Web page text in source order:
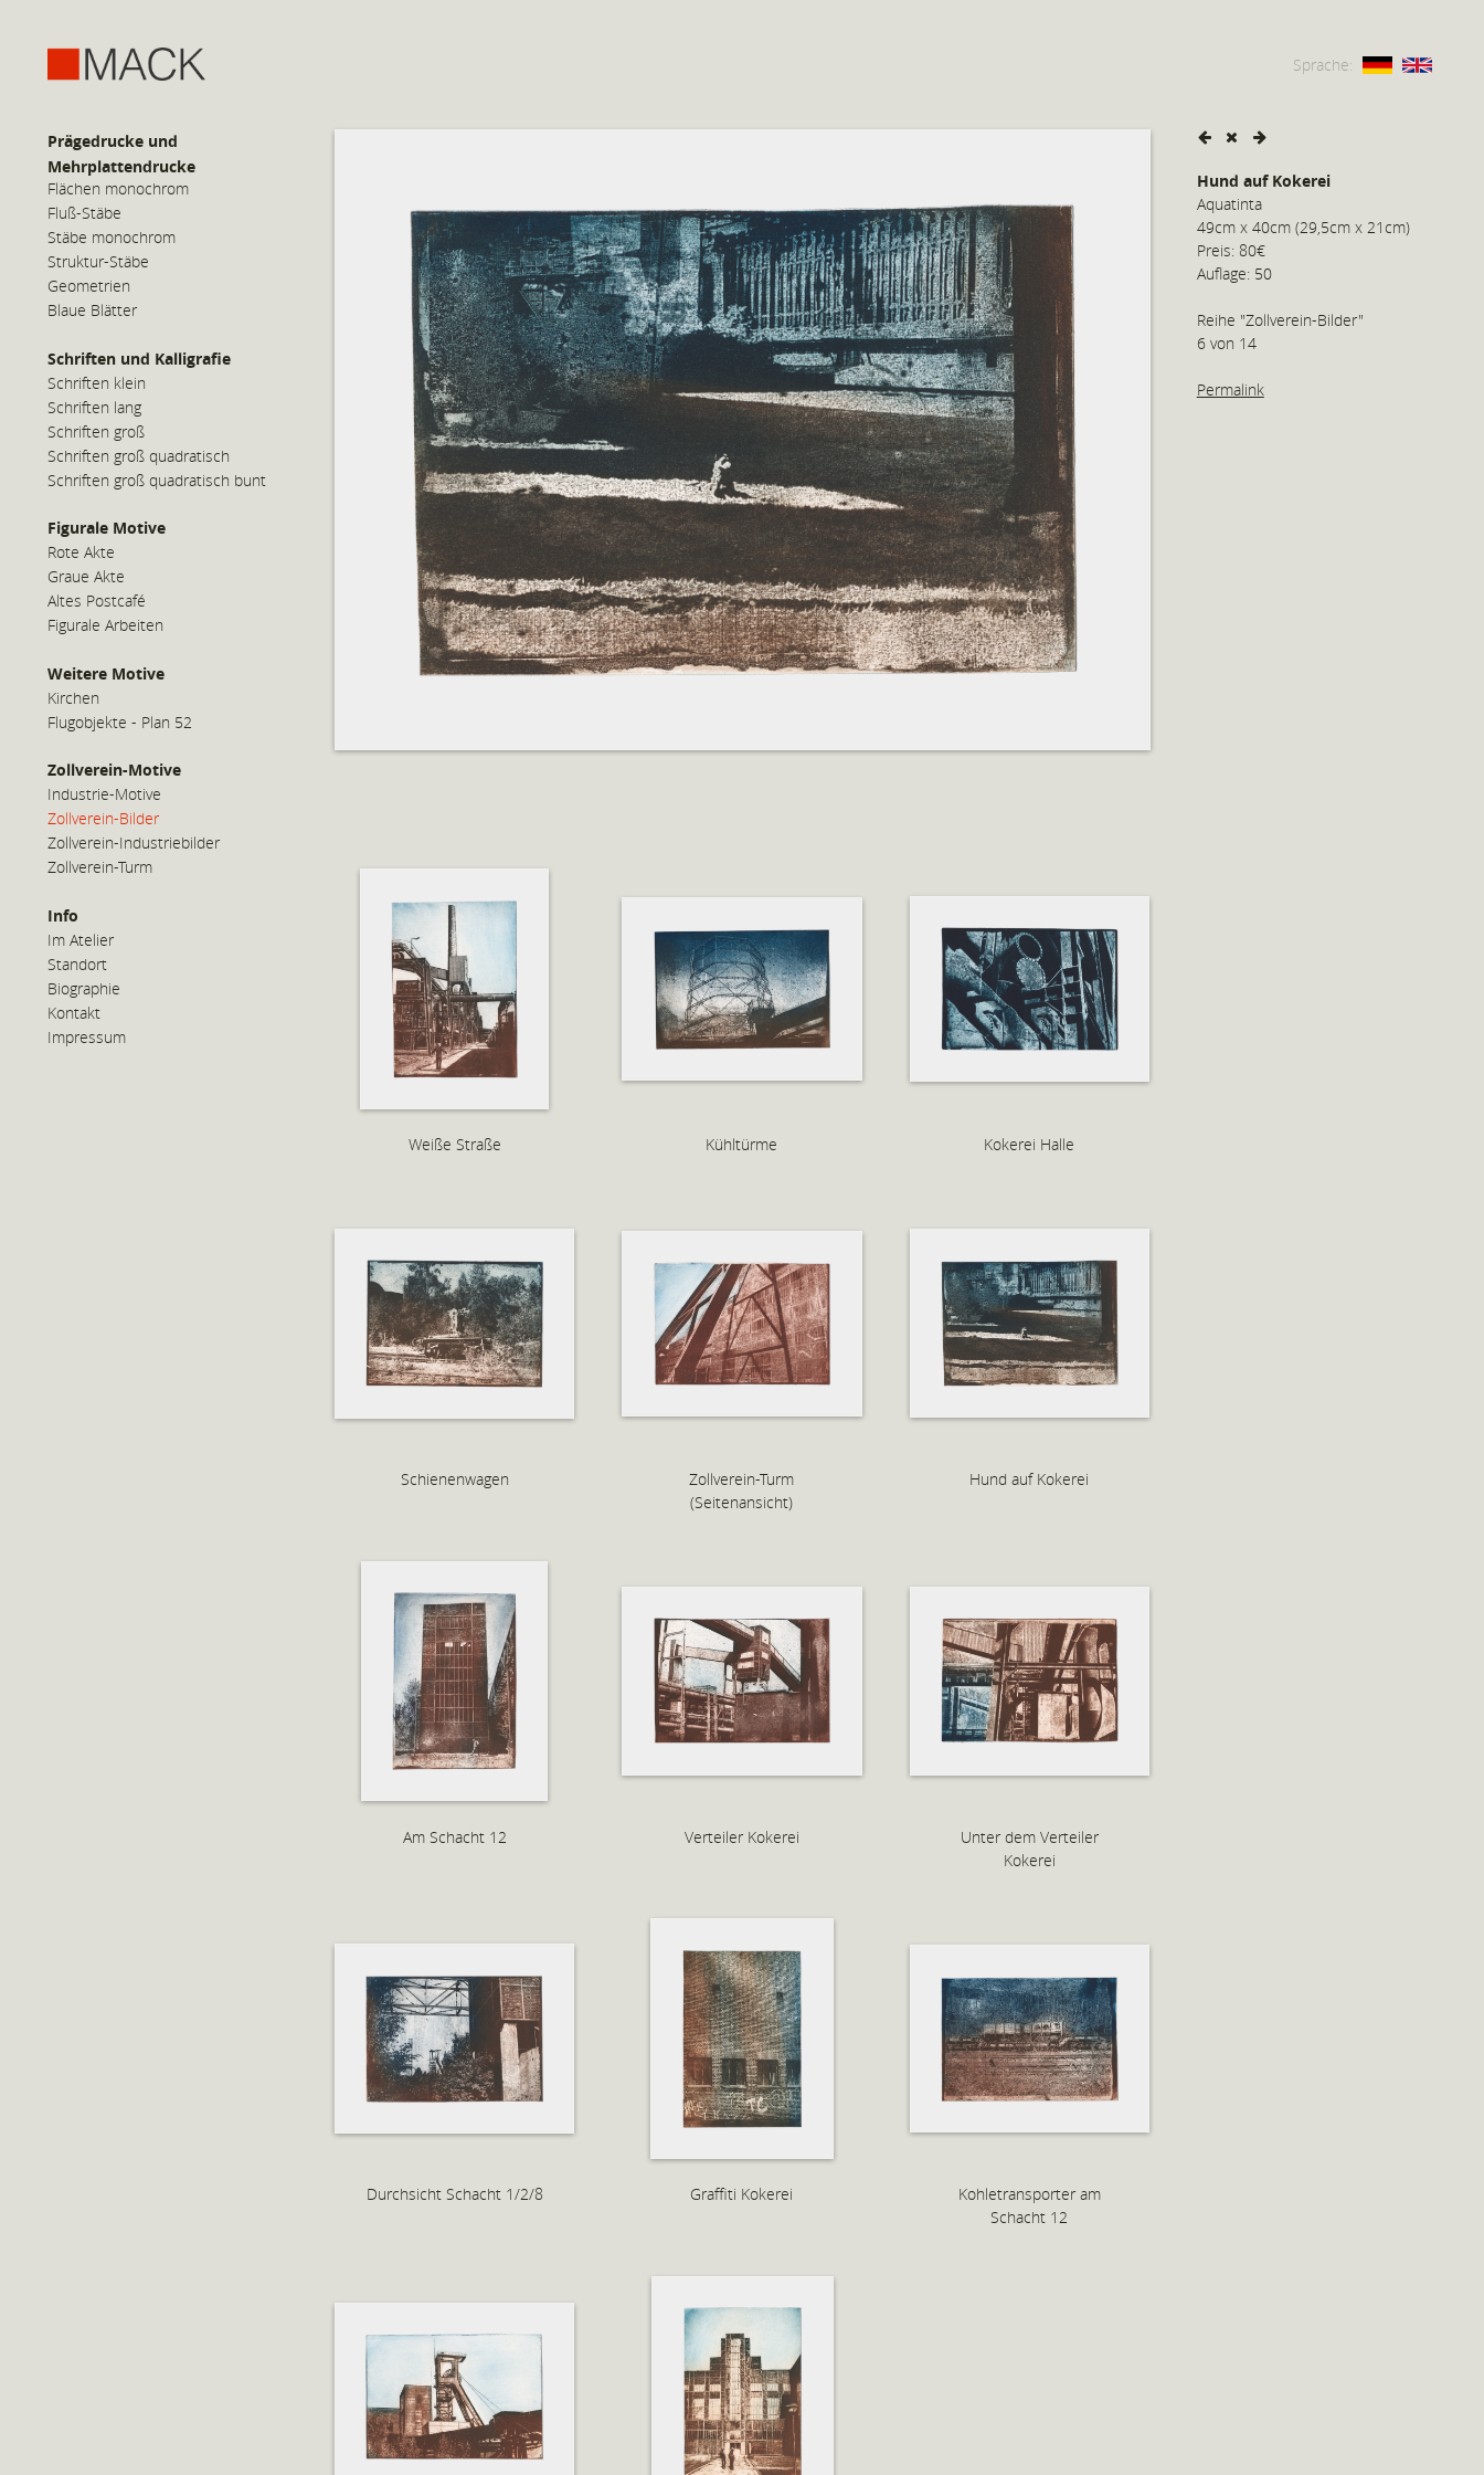
Sprache:
Prägedrucke und
Mehrplattendrucke
Flächen monochrom
Fluß-Stäbe
Stäbe monochrom
Struktur-Stäbe
Geometrien
Blaue Blätter
Schriften und Kalligrafie
Schriften klein
Schriften lang
Schriften groß
Schriften groß quadratisch
Schriften groß quadratisch bunt
Figurale Motive
Rote Akte
Graue Akte
Altes Postcafé
Figurale Arbeiten
Weitere Motive
Kirchen
Flugobjekte - Plan 52
Zollverein-Motive
Industrie-Motive
Zollverein-Bilder
Zollverein-Industriebilder
Zollverein-Turm
Info
Im Atelier
Standort
Biographie
Kontakt
Impressum
Weiße Straße Kühltürme Kokerei Halle
Schienenwagen
Zollverein-Turm
(Seitenansicht)
Hund auf Kokerei
Am Schacht 12 Verteiler Kokerei
Unter dem Verteiler
Kokerei
Durchsicht Schacht 1/2/8 Graffiti Kokerei
Kohletransporter am
Schacht 12
Hund auf Kokerei
Aquatinta
49cm x 40cm (29,5cm x 21cm)
Preis: 80€
Auflage: 50
Reihe "Zollverein-Bilder"
6 von 14
Permalink